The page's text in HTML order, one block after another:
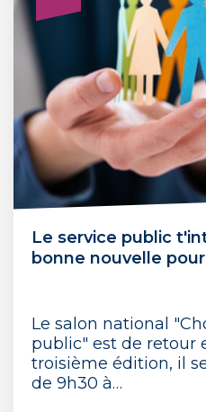
Le service public
bonne nouvelle
Le salon national
public" est de retour
troisième édition, il
de 9h30 à…